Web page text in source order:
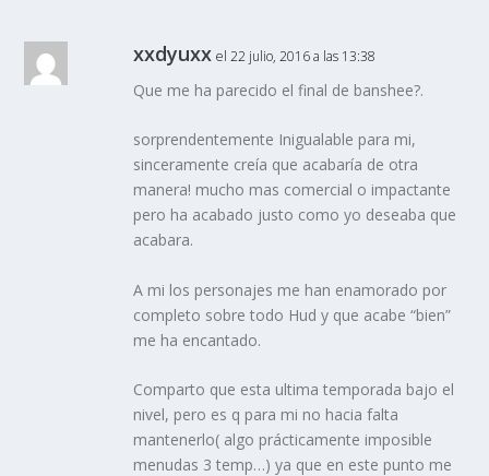
xxdyuxx el 22 julio, 2016 a las 13:38
Que me ha parecido el final de banshee?.
sorprendentemente Inigualable para mi,
sinceramente creía que acabaría de otra
manera! mucho mas comercial o impactante
pero ha acabado justo como yo deseaba que
acabara.
A mi los personajes me han enamorado por
completo sobre todo Hud y que acabe “bien”
me ha encantado.
Comparto que esta ultima temporada bajo el
nivel, pero es q para mi no hacia falta
mantenerlo( algo prácticamente imposible
menudas 3 temp…) ya que en este punto me